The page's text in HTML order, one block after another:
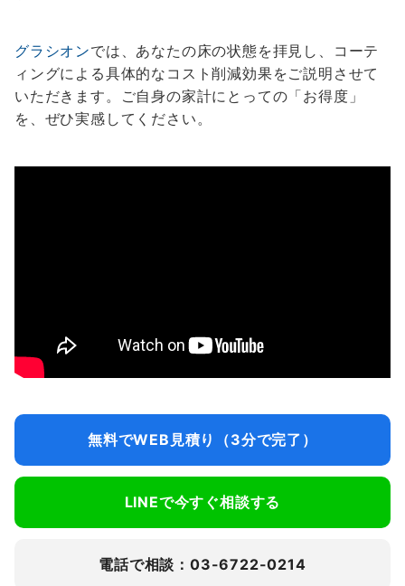
グラシオンでは、あなたの床の状態を拝見し、コーテ
ィングによる具体的なコスト削減効果をご説明させて
いただきます。ご自身の家計にとっての「お得度」
を、ぜひ実感してください。
無料でWEB見積り（3分で完了）
LINEで今すぐ相談する
電話で相談：03-6722-0214